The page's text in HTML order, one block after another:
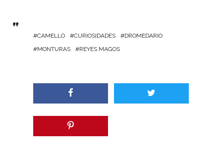
CAMELLO CURIOSIDADES
DROMEDARIO
MONTURAS
REYES MAGOS